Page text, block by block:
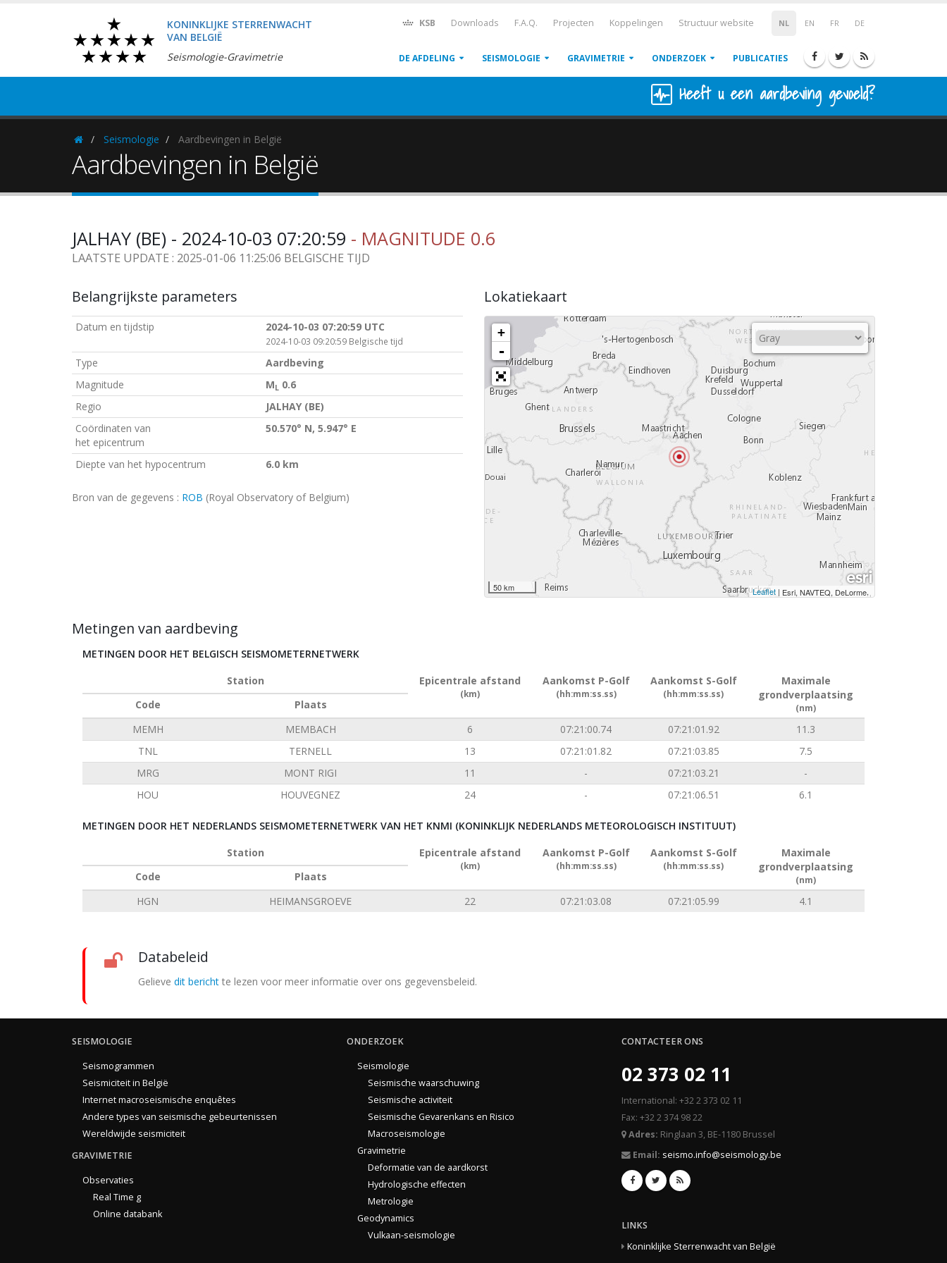
KONINKLIJKE STERRENWACHT
VAN BELGIË
Seismologie-Gravimetrie
NL EN FR DE
KSB Downloads F.A.Q. Projecten Koppelingen Structuur website
DE AFDELING SEISMOLOGIE GRAVIMETRIE ONDERZOEK PUBLICATIES
Heeft u een aardbeving gevoeld?
HomepageSeismologie Aardbevingen in België
Aardbevingen in België
JALHAY (BE) - 2024-10-03 07:20:59 - MAGNITUDE 0.6
LAATSTE UPDATE : 2025-01-06 11:25:06 BELGISCHE TIJD
Belangrijkste parameters
Datum en tijdstip 2024-10-03 07:20:59 UTC
2024-10-03 09:20:59 Belgische tijd
Type
Aardbeving
Magnitude
ML 0.6
Regio
JALHAY (BE)
Coördinaten van
het epicentrum
50.570° N, 5.947° E
Diepte van het hypocentrum 6.0 km
Bron van de gegevens : ROB (Royal Observatory of Belgium)
Lokatiekaart
+
-
50 km Leaflet | Esri, NAVTEQ, DeLorme,
Metingen van aardbeving
METINGEN DOOR HET BELGISCH SEISMOMETERNETWERK
Station
Epicentrale afstand
(km)
Aankomst P-Golf
(hh:mm:ss.ss)
Aankomst S-Golf
(hh:mm:ss.ss)
Maximale
grondverplaatsing
(nm)
Code
Plaats
MEMH
MEMBACH 6 07:21:00.74 07:21:01.92
11.3
TNL
TERNELL 13 07:21:01.82 07:21:03.85
7.5
MRG
MONT RIGI 11 - 07:21:03.21
-
HOU
HOUVEGNEZ 24 - 07:21:06.51 6.1
METINGEN DOOR HET NEDERLANDS SEISMOMETERNETWERK VAN HET KNMI (KONINKLIJK NEDERLANDS METEOROLOGISCH INSTITUUT)
Station
Epicentrale afstand
(km)
Aankomst P-Golf
(hh:mm:ss.ss)
Aankomst S-Golf
(hh:mm:ss.ss)
Maximale
grondverplaatsing
(nm)
Code
Plaats
HGN
HEIMANSGROEVE 22 07:21:03.08 07:21:05.99 4.1
Databeleid
Gelieve dit bericht te lezen voor meer informatie over ons gegevensbeleid.
SEISMOLOGIE
Seismogrammen
Seismiciteit in België
Internet macroseismische enquêtes
Andere types van seismische gebeurtenissen
Wereldwijde seismiciteit
GRAVIMETRIE
Observaties
Real Time g
Online databank
ONDERZOEK
Seismologie
Seismische waarschuwing
Seismische activiteit
Seismische Gevarenkans en Risico
Macroseismologie
Gravimetrie
Deformatie van de aardkorst
Hydrologische effecten
Metrologie
Geodynamics
Vulkaan-seismologie
CONTACTEER ONS
02 373 02 11
International: +32 2 373 02 11
Fax: +32 2 374 98 22
Adres: Ringlaan 3, BE-1180 Brussel
Email: seismo.info@seismology.be
LINKS
Koninklijke Sterrenwacht van België